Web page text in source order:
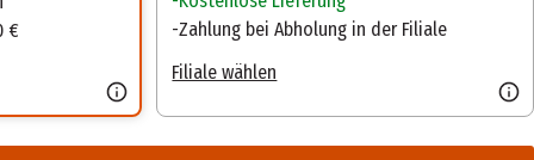
€
Zahlung bei Abholung in der Filiale
Filiale wählen